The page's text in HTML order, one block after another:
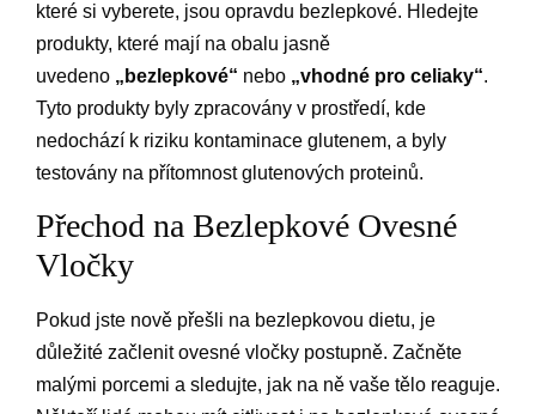
které si vyberete, jsou opravdu bezlepkové. Hledejte
produkty, které mají na obalu jasně
uvedeno „bezlepkové“ nebo „vhodné pro celiaky“.
Tyto produkty byly zpracovány v prostředí, kde
nedochází k riziku kontaminace glutenem, a byly
testovány na přítomnost glutenových proteinů.
Přechod na Bezlepkové Ovesné
Vločky
Pokud jste nově přešli na bezlepkovou dietu, je
důležité začlenit ovesné vločky postupně. Začněte
malými porcemi a sledujte, jak na ně vaše tělo reaguje.